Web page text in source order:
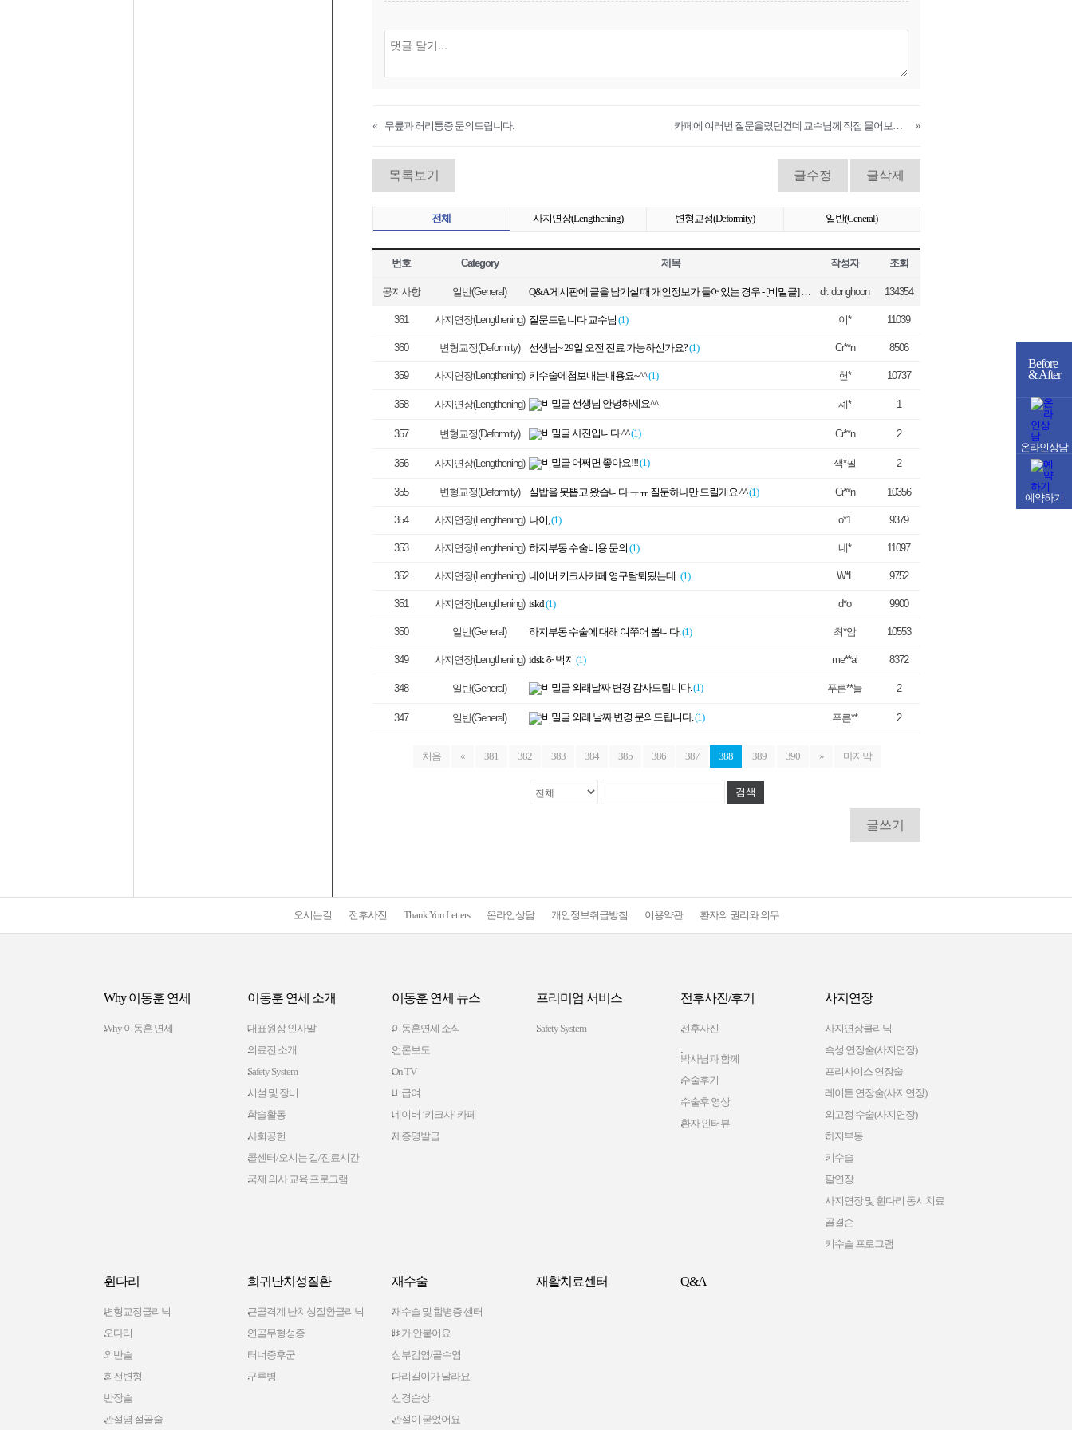
« 무릎과 허리통증 문의드립니다. 카페에 여러번 질문올렸던건데 교수님께 직접 물어보고싶어요~ »
목록보기 글수정 글삭제
전체 사지연장(Lengthening) 변형교정(Deformity) 일반(General)
번호 Category 제목 작성자 조회
공지사항 일반(General) Q&A 게시판에 글을 남기실 때 개인정보가 들어있는 경우 - [비밀글] 기능을 사용하시는 것이 개인정보노출방지에 효과적입니다. dr. donghoon 134354
361 사지연장(Lengthening) 질문드립니다 교수님 (1) 이* 11039
360 변형교정(Deformity) 선생님~ 29일 오전 진료 가능하신가요?(1) Cr**n 8506
359 사지연장(Lengthening) 키수술에첨보내는내용요~^^(1) 헌* 10737
358 사지연장(Lengthening) 선생님 안녕하세요^^ 셰* 1
357 변형교정(Deformity) 사진입니다 ^^(1) Cr**n 2
356 사지연장(Lengthening) 어쩌면 좋아요!!!(1) 색*필 2
355 변형교정(Deformity) 실밥을 못뽑고 왔습니다 ㅠㅠ 질문하나만 드릴게요 ^^(1) Cr**n 10356
354 사지연장(Lengthening) 나이,(1) o*1 9379
353 사지연장(Lengthening) 하지부동 수술비용 문의 (1) 네* 11097
352 사지연장(Lengthening) 네이버 키크사카페 영구탈퇴됬는데..(1) W*L 9752
351 사지연장(Lengthening) iskd(1) d*o 9900
350 일반(General) 하지부동 수술에 대해 여쭈어 봅니다.(1) 최*암 10553
349 사지연장(Lengthening) idsk 허벅지 (1) me**al 8372
348 일반(General) 외래날짜 변경 감사드립니다.(1) 푸른**늘 2
347 일반(General) 외래 날짜 변경 문의드립니다.(1) 푸른** 2
처음 « 381 382 383 384 385 386 387 388 389 390 » 마지막
검색
글쓰기
오시는길 전후사진 Thank You Letters 온라인상담 개인정보취급방침 이용약관 환자의 권리와 의무
Why 이동훈 연세
Why 이동훈 연세
이동훈 연세 소개
대표원장 인사말
의료진 소개
Safety System
시설 및 장비
학술활동
사회공헌
콜센터/오시는 길/진료시간
국제 의사 교육 프로그램
이동훈 연세 뉴스
이동훈연세 소식
언론보도
On TV
비급여
네이버 ‘키크사’ 카페
제증명발급
프리미엄 서비스
Safety System
전후사진/후기
전후사진
박사님과 함께
수술후기
수술후 영상
환자 인터뷰
사지연장
사지연장클리닉
속성 연장술(사지연장)
프리사이스 연장술
레이튼 연장술(사지연장)
외고정 수술(사지연장)
하지부동
키수술
팔연장
사지연장 및 휜다리 동시치료
골결손
키수술 프로그램
휜다리
변형교정클리닉
오다리
외반슬
회전변형
반장슬
관절염 절골술
희귀난치성질환
근골격계 난치성질환클리닉
연골무형성증
터너증후군
구루병
재수술
재수술 및 합병증 센터
뼈가 안붙어요
심부감염/골수염
다리길이가 달라요
신경손상
관절이 굳었어요
재활치료센터 Q&A
Before
& After
온라인상담
예약하기